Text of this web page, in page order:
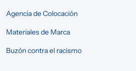
Agencia de Colocación
Materiales de Marca
Buzón contra el racismo